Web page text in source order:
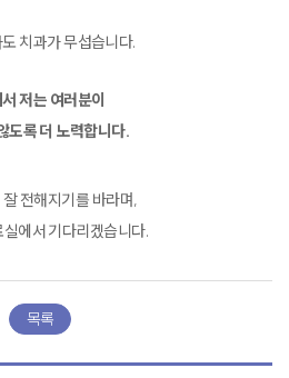
치과가 무섭습니다.
저는 여러분이
도록 더 노력합니다.
잘 전해지기를 바라며,
에서 기다리겠습니다.
목록